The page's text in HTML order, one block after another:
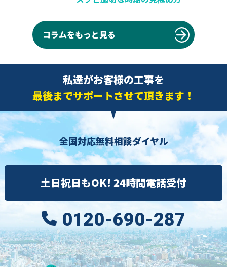
コラムをもっと見る
私達がお客様の工事を
最後までサポートさせて頂きます！
全国対応無料相談ダイヤル
土日祝日もOK! 24時間電話受付
0120-690-287